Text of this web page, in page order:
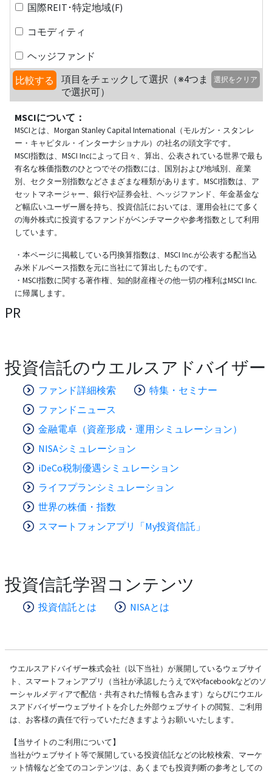
国際REIT･特定地域(F)
コモディティ
ヘッジファンド
比較する
項目をチェックして選択（※4つま
で選択可）
選択をクリア
MSCIについて：
MSCIとは、Morgan Stanley Capital International（モルガン・スタンレ
ー・キャピタル・インターナショナル）の社名の頭文字です。
MSCI指数は、MSCI Incによって日々、算出、公表されている世界で最も
有名な株価指数のひとつでその指数には、国別および地域別、産業
別、セクター別指数などさまざまな種類があります。MSCI指数は、ア
セットマネージャー、銀行や証券会社、ヘッジファンド、年金基金な
ど幅広いユーザー層を持ち、投資信託においては、運用会社にて多く
の海外株式に投資するファンドがベンチマークや参考指数として利用
しています。
・本ページに掲載している円換算指数は、MSCI Inc.が公表する配当込
み米ドルベース指数を元に当社にて算出したものです。
・MSCI指数に関する著作権、知的財産権その他一切の権利はMSCI Inc.
に帰属します。
PR
投資信託のウエルスアドバイザー
ファンド詳細検索
特集・セミナー
ファンドニュース
金融電卓（資産形成・運用シミュレーション）
NISAシミュレーション
iDeCo税制優遇シミュレーション
ライフプランシミュレーション
世界の株価・指数
スマートフォンアプリ「My投資信託」
投資信託学習コンテンツ
投資信託とは NISAとは
ウエルスアドバイザー株式会社（以下当社）が展開しているウェブサイ
ト、スマートフォンアプリ（当社が承認したうえでXやfacebookなどのソ
ーシャルメディアで配信・共有された情報も含みます）ならびにウエル
スアドバイザーウェブサイトを介した外部ウェブサイトの閲覧、ご利用
は、お客様の責任で行っていただきますようお願いいたします。
【当サイトのご利用について】
当社がウェブサイト等で展開している投資信託などの比較検索、マーケ
ット情報など全てのコンテンツは、あくまでも投資判断の参考としての